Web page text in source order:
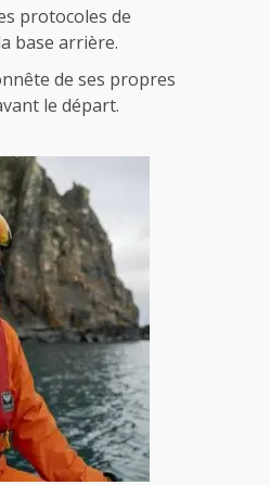
protocoles de
base arrière.
de ses propres
le départ.